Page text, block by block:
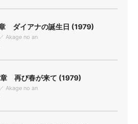
ダイアナの誕生日 (1979)
Akage no an
再び春が来て (1979)
Akage no an